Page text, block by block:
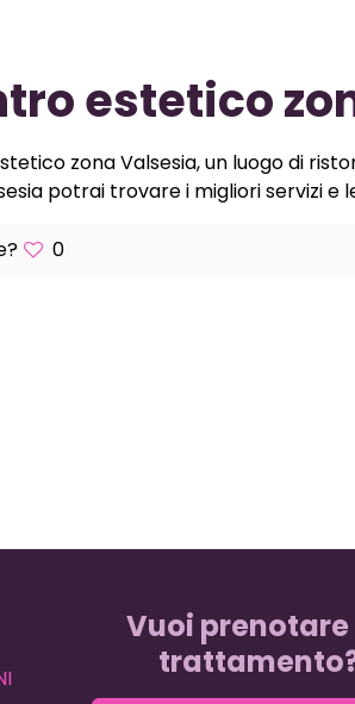
estetico
zona Valsesia, un luogo di
potrai trovare i migliori servizi e
0
Vuoi prenotare